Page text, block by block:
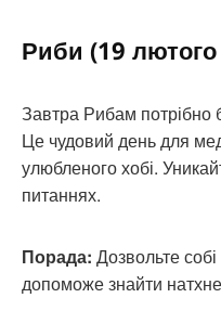
Риби (19 лютого
Завтра Рибам потрібно
Це чудовий день для
улюбленого хобі.
питаннях.
Порада: Дозвольте
допоможе знайти